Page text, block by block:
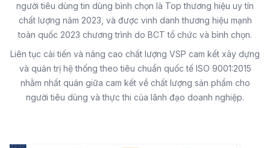
người tiêu dùng tin dùng bình chọn là Top thương hiệu uy tín
chất lượng năm 2023, và được vinh danh thương hiệu mạnh
toàn quốc 2023 chương trình do BCT tổ chức và bình chọn.
Liên tục cải tiến và nâng cao chất lượng VSP cam kết xây dựng
và quản trị hệ thống theo tiêu chuẩn quốc tế ISO 9001:2015
nhằm nhất quán giữa cam kết về chất lượng sản phẩm cho
người tiêu dùng và thực thi của lãnh đạo doanh nghiệp.